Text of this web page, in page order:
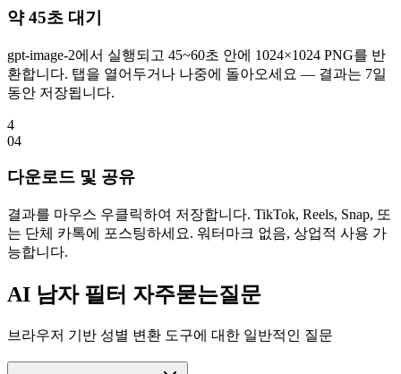
약 45초 대기
gpt-image-2에서 실행되고 45~60초 안에 1024×1024 PNG를 반
환합니다. 탭을 열어두거나 나중에 돌아오세요 — 결과는 7일
동안 저장됩니다.
4
04
다운로드 및 공유
결과를 마우스 우클릭하여 저장합니다. TikTok, Reels, Snap, 또
는 단체 카톡에 포스팅하세요. 워터마크 없음, 상업적 사용 가
능합니다.
AI 남자 필터 자주묻는질문
브라우저 기반 성별 변환 도구에 대한 일반적인 질문